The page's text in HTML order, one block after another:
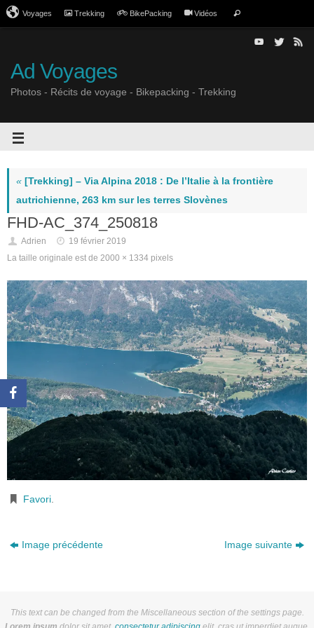
Voyages Trekking BikePacking Vidéos
Ad Voyages
Photos - Récits de voyage - Bikepacking - Trekking
« [Trekking] – Via Alpina 2018 : De l’Italie à la frontière
autrichienne, 263 km sur les terres Slovènes
FHD-AC_374_250818
Adrien
19 février 2019
La taille originale est de 2000 × 1334 pixels
Favori
Image précédente Image suivante
This text can be changed from the Miscellaneous section of the settings page.